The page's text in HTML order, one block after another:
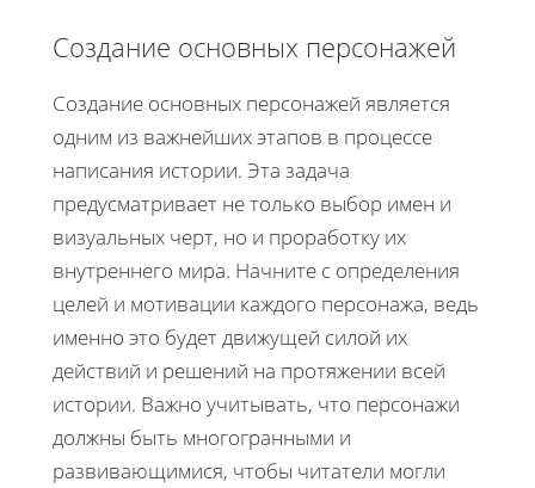
Создание основных персонажей
Создание основных персонажей является
одним из важнейших этапов в процессе
написания истории. Эта задача
предусматривает не только выбор имен и
визуальных черт, но и проработку их
внутреннего мира. Начните с определения
целей и мотивации каждого персонажа, ведь
именно это будет движущей силой их
действий и решений на протяжении всей
истории. Важно учитывать, что персонажи
должны быть многогранными и
развивающимися, чтобы читатели могли